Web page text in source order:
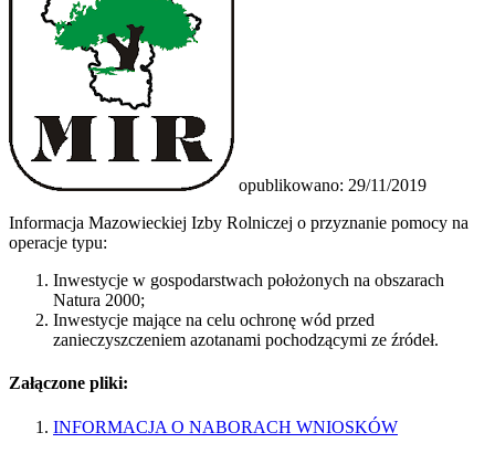
opublikowano: 29/11/2019
Informacja Mazowieckiej Izby Rolniczej o przyznanie pomocy na
operacje typu:
Inwestycje w gospodarstwach położonych na obszarach
Natura 2000;
Inwestycje mające na celu ochronę wód przed
zanieczyszczeniem azotanami pochodzącymi ze źródeł.
Załączone pliki:
INFORMACJA O NABORACH WNIOSKÓW